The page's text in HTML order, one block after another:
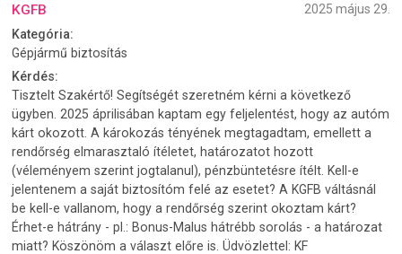
KGFB
2025 május 29.
Kategória:
Gépjármű biztosítás
Kérdés:
Tisztelt Szakértő! Segítségét szeretném kérni a következő
ügyben. 2025 áprilisában kaptam egy feljelentést, hogy az autóm
kárt okozott. A károkozás tényének megtagadtam, emellett a
rendőrség elmarasztaló ítéletet, határozatot hozott
(véleményem szerint jogtalanul), pénzbüntetésre ítélt. Kell-e
jelentenem a saját biztosítóm felé az esetet? A KGFB váltásnál
be kell-e vallanom, hogy a rendőrség szerint okoztam kárt?
Érhet-e hátrány - pl.: Bonus-Malus hátrébb sorolás - a határozat
miatt? Köszönöm a választ előre is. Üdvözlettel: KF